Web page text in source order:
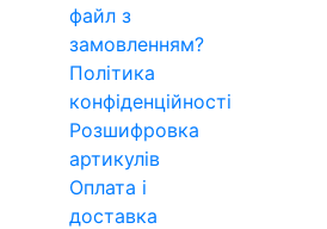
файл з
замовленням?
Політика
конфіденційності
Розшифровка
артикулів
Оплата і
доставка